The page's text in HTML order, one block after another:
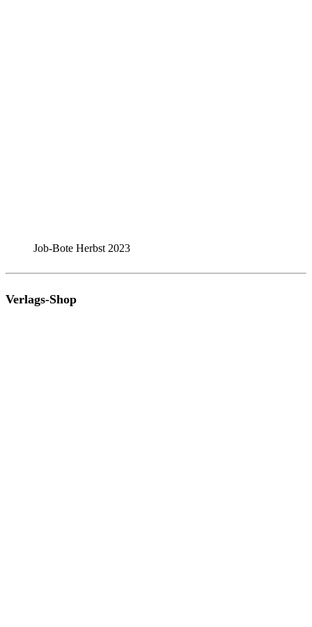
Job-Bote Herbst 2023
Verlags-Shop